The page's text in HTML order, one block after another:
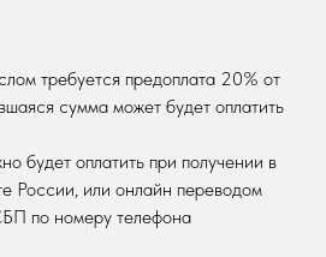
требуется предоплата 20% от
сумма может будет оплатить
будет оплатить при получении в
или онлайн переводом
по номеру телефона